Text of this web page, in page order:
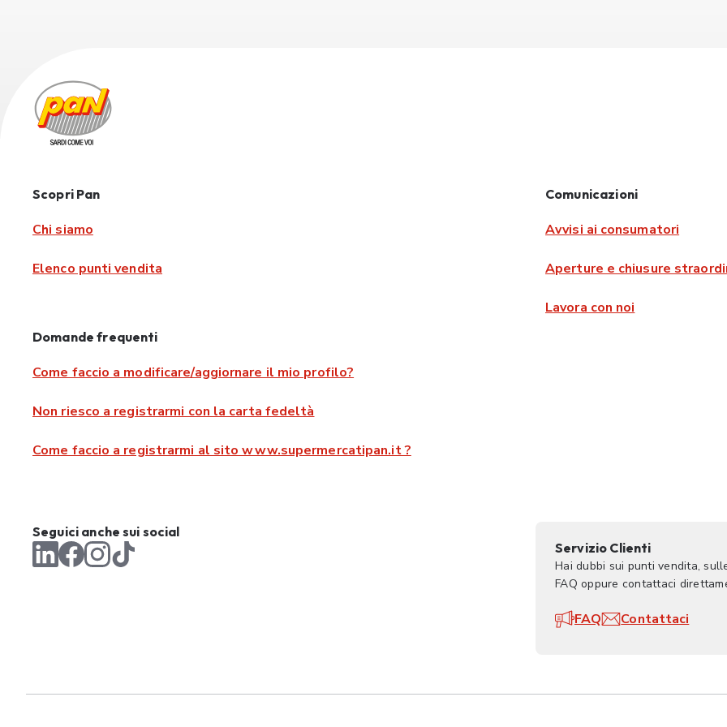
Scopri Pan
Chi siamo
Elenco punti vendita
Comunicazioni
Avvisi ai consumatori
Aperture e chiusure
Lavora con noi
Domande frequenti
Come faccio a modificare/aggiornare il mio profilo?
Non riesco a registrarmi con la carta fedeltà
Come faccio a registrarmi al sito www.supermercatipan.it ?
Seguici anche sui social
Servizio Clienti
Hai dubbi sui punti vendita,
FAQ oppure contattaci
FAQ Contattaci